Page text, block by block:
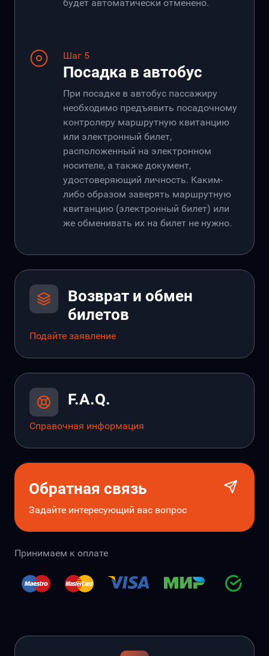
будет автоматически отменено.
Шаг 5
Посадка в автобус
При посадке в автобус пассажиру
необходимо предъявить посадочному
контролеру маршрутную квитанцию
или электронный билет,
расположенный на электронном
носителе, а также документ,
удостоверяющий личность. Каким-
либо образом заверять маршрутную
квитанцию (электронный билет) или
же обменивать их на билет не нужно.
Возврат и обмен
билетов
Подайте заявление
F.A.Q.
Справочная информация
Обратная связь
Задайте интересующий вас вопрос
Принимаем к оплате